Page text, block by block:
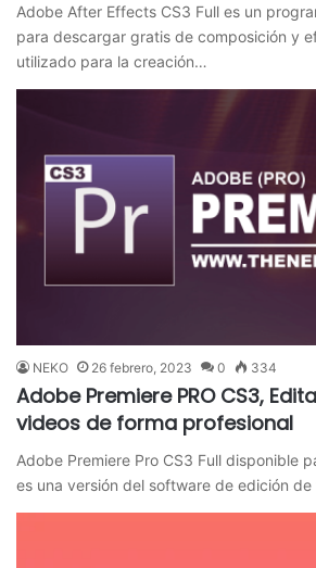
Adobe After Effects CS3 Full es un
para descargar gratis de composición y
utilizado para la creación…
NEKO 26 febrero, 2023 0 334
Adobe Premiere PRO CS3,
videos de forma profesional
Adobe Premiere Pro CS3 Full disponible
es una versión del software de edición